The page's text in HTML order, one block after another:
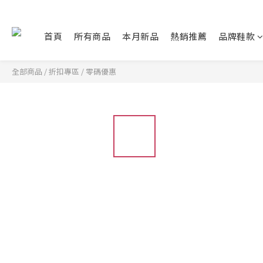
首頁 所有商品 本月新品 熱銷推薦 品牌鞋款
全部商品 /折扣專區 / 零碼優惠